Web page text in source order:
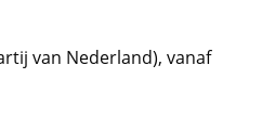
van Nederland), vanaf